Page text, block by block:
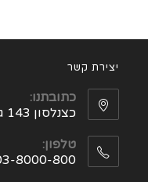
יצירת קשר
כתובתנו:
כצנלסון 143 גבעתיים
טלפון:
8000-800